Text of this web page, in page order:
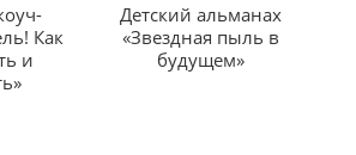
Как
и
Детский альманах
«Звездная пыль в
будущем»